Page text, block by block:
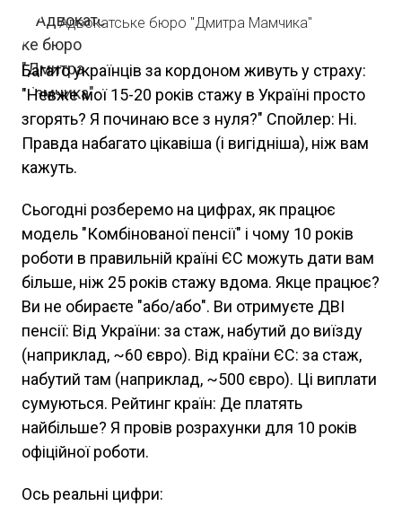
Адвокатське бюро "Дмитра Мамчика"
Багато українців за кордоном живуть у страху:
"Невже мої 15-20 років стажу в Україні просто
згорять? Я починаю все з нуля?" Спойлер: Ні.
Правда набагато цікавіша (і вигідніша), ніж вам
кажуть.
Сьогодні розберемо на цифрах, як працює
модель "Комбінованої пенсії" і чому 10 років
роботи в правильній країні ЄС можуть дати вам
більше, ніж 25 років стажу вдома. Якце працює?
Ви не обираєте "або/або". Ви отримуєте ДВІ
пенсії: Від України: за стаж, набутий до виїзду
(наприклад, ~60 євро). Від країни ЄС: за стаж,
набутий там (наприклад, ~500 євро). Ці виплати
сумуються. Рейтинг країн: Де платять
найбільше? Я провів розрахунки для 10 років
офіційної роботи.
Ось реальні цифри: